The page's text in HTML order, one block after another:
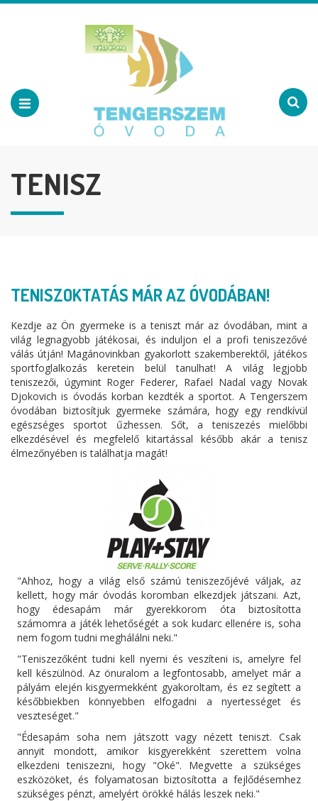
TENISZ
TENISZOKTATÁS MÁR AZ ÓVODÁBAN!
Kezdje az Ön gyermeke is a teniszt már az óvodában, mint a
világ legnagyobb játékosai, és induljon el a profi teniszezővé
válás útján! Magánovinkban gyakorlott szakemberektől, játékos
sportfoglalkozás keretein belül tanulhat! A világ legjobb
teniszezői, úgymint Roger Federer, Rafael Nadal vagy Novak
Djokovich is óvodás korban kezdték a sportot. A Tengerszem
óvodában biztosítjuk gyermeke számára, hogy egy rendkívül
egészséges sportot űzhessen. Sőt, a teniszezés mielőbbi
elkezdésével és megfelelő kitartással később akár a tenisz
élmezőnyében is találhatja magát!
"Ahhoz, hogy a világ első számú teniszezőjévé váljak, az
kellett, hogy már óvodás koromban elkezdjek játszani. Azt,
hogy édesapám már gyerekkorom óta biztosította
számomra a játék lehetőségét a sok kudarc ellenére is, soha
nem fogom tudni meghálálni neki."
"Teniszezőként tudni kell nyerni és veszíteni is, amelyre fel
kell készülnöd. Az önuralom a legfontosabb, amelyet már a
pályám elején kisgyermekként gyakoroltam, és ez segített a
későbbiekben könnyebben elfogadni a nyertességet és
veszteséget."
"Édesapám soha nem játszott vagy nézett teniszt. Csak
annyit mondott, amikor kisgyerekként szerettem volna
elkezdeni teniszezni, hogy "Oké". Megvette a szükséges
eszközöket, és folyamatosan biztosította a fejlődésemhez
szükséges pénzt, amelyért örökké hálás leszek neki."